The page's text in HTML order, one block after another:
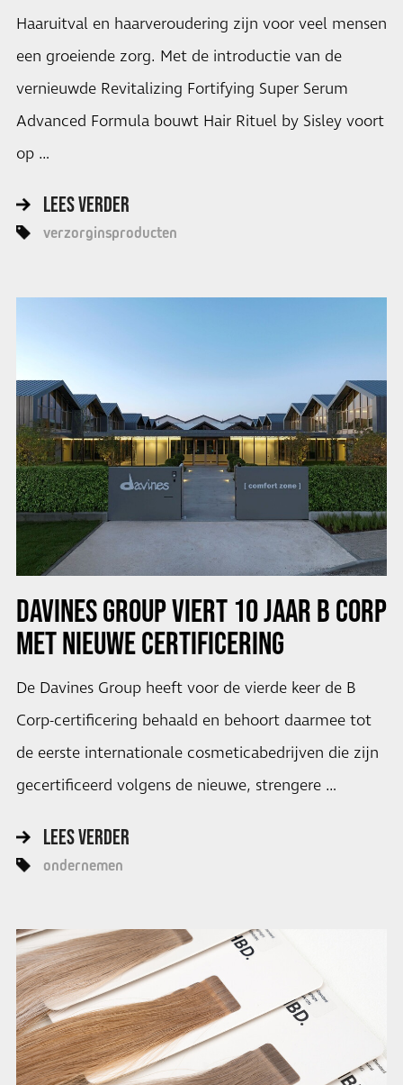
Haaruitval en haarveroudering zijn voor veel mensen
een groeiende zorg. Met de introductie van de
vernieuwde Revitalizing Fortifying Super Serum
Advanced Formula bouwt Hair Rituel by Sisley voort
op …
LEES VERDER
verzorginsproducten
DAVINES GROUP VIERT 10 JAAR B CORP
MET NIEUWE CERTIFICERING
De Davines Group heeft voor de vierde keer de B
Corp-certificering behaald en behoort daarmee tot
de eerste internationale cosmeticabedrijven die zijn
gecertificeerd volgens de nieuwe, strengere …
LEES VERDER
ondernemen